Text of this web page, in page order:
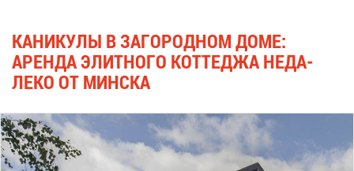
КА­НИ­КУ­ЛЫ В ЗА­ГО­РОД­НОМ ДО­МЕ:
АРЕН­ДА ЭЛИТ­НО­ГО КОТ­ТЕ­ДЖА НЕДА­
ЛЕ­КО ОТ МИН­СКА